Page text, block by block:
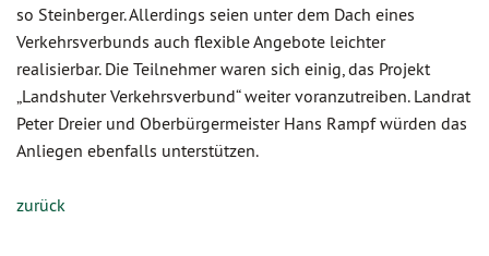
so Steinberger. Allerdings seien unter dem Dach eines
Verkehrsverbunds auch flexible Angebote leichter
realisierbar. Die Teilnehmer waren sich einig, das Projekt
„Landshuter Verkehrsverbund“ weiter voranzutreiben. Landrat
Peter Dreier und Oberbürgermeister Hans Rampf würden das
Anliegen ebenfalls unterstützen.
zurück